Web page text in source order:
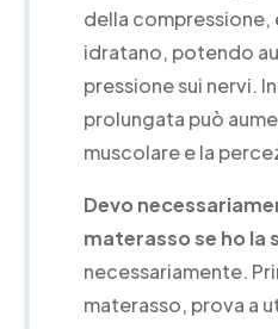
della compressione,
idratano, potendo
pressione sui nervi.
prolungata può
muscolare e la
Devo
materasso se ho la
necessariamente.
materasso, prova a